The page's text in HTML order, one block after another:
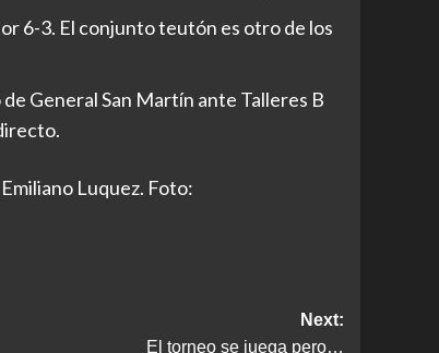
6-3. El conjunto teutón es otro de los
General San Martín ante Talleres B
Luquez. Foto:
Next:
El torneo se juega pero…